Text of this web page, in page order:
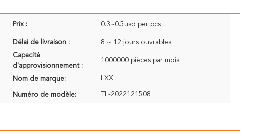
Prix : 0.3~0.5usd per pcs
Délai de livraison : 8 ~ 12 jours ouvrables
Capacité
d'approvisionnement :
1000000 pièces par mois
Nom de marque: LXX
Numéro de modèle: TL-2022121508